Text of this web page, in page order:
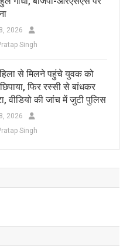
2026
Singh
से मिलने पहुंचे युवक को
फिर रस्सी से बांधकर
वीडियो की जांच में जुटी पुलिस
2026
Singh